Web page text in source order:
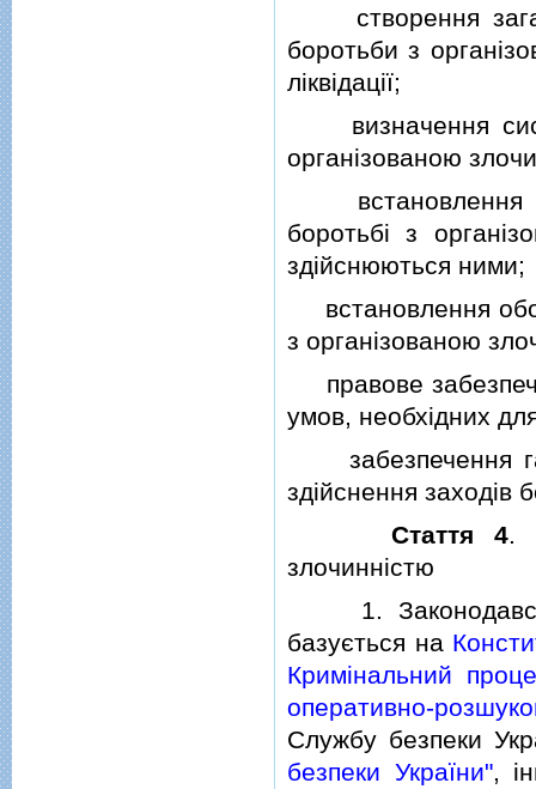
створення
боротьби з
лiквiдацiї;
визначення
органiзованою
встановлення
боротьбi з
здiйснюються ними;
встановлення
з органiзованою
правове
умов, необхiдних
забезпечення
здiйснення заходiв
Стаття 4.
злочиннiстю
1.
базується на
Кримiнальний
оперативно-
Службу безпеки
безпеки України",